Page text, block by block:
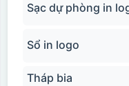
Sạc dự phòng in
Sổ in logo
Tháp bia